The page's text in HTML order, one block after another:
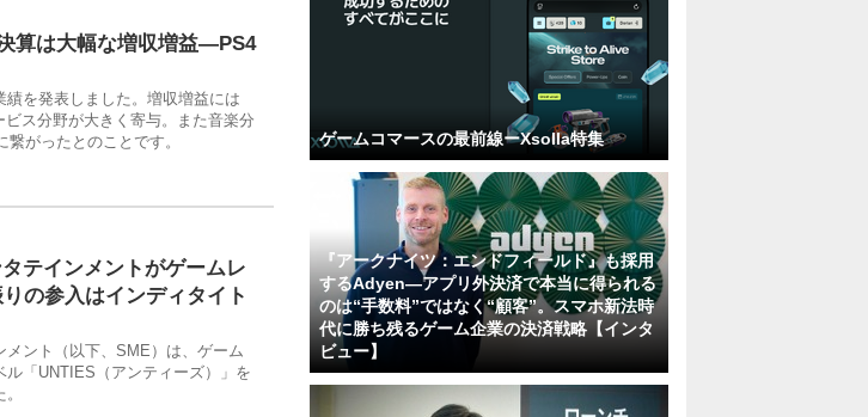
算は大幅な増収増益―PS4
を発表しました。増収増益には
ス分野が大きく寄与。また音楽分
がったとのことです。
テインメントがゲームレ
の参入はインディタイト
ント（以下、SME）は、ゲーム
「UNTIES（アンティーズ）」を
ゲームコマースの最前線ーXsolla特集
『アークナイツ：エンドフィールド』も採用
するAdyen―アプリ外決済で本当に得られる
のは“手数料”ではなく“顧客”。スマホ新法時
代に勝ち残るゲーム企業の決済戦略【インタ
ビュー】